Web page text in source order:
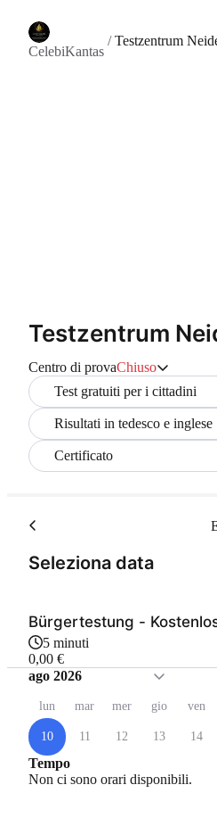
CelebiKantas
/Testzentrum
Testzentrum
Centro di provaChiuso
Test gratuiti per i cittadini
Risultati in tedesco e inglese
Certificato
Seleziona data(Passo
Bürgertestung -
5 minuti
0,00 €
ago 2026
lun mar mer gio ven
10 11 12 13 14
Tempo
Non ci sono orari disponibili.